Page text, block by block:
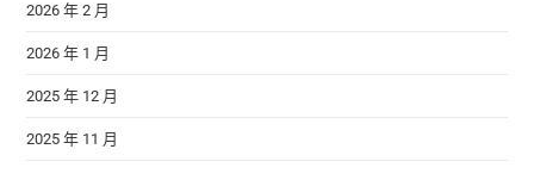
2026 年 2 月
2026 年 1 月
2025 年 12 月
2025 年 11 月